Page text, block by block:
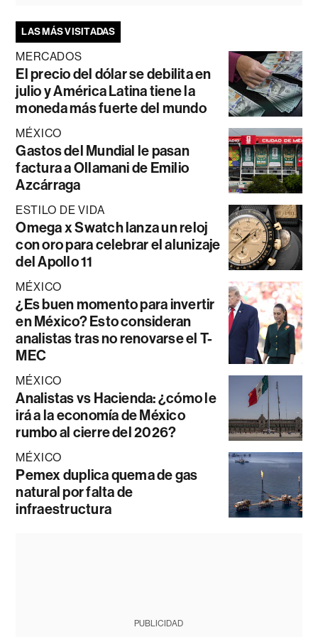
LAS MÁS VISITADAS
MERCADOS
El precio del dólar se debilita en
julio y América Latina tiene la
moneda más fuerte del mundo
MÉXICO
Gastos del Mundial le pasan
factura a Ollamani de Emilio
Azcárraga
ESTILO DE VIDA
Omega x Swatch lanza un reloj
con oro para celebrar el alunizaje
del Apollo 11
MÉXICO
¿Es buen momento para invertir
en México? Esto consideran
analistas tras no renovarse el T-
MEC
MÉXICO
Analistas vs Hacienda: ¿cómo le
irá a la economía de México
rumbo al cierre del 2026?
MÉXICO
Pemex duplica quema de gas
natural por falta de
infraestructura
PUBLICIDAD